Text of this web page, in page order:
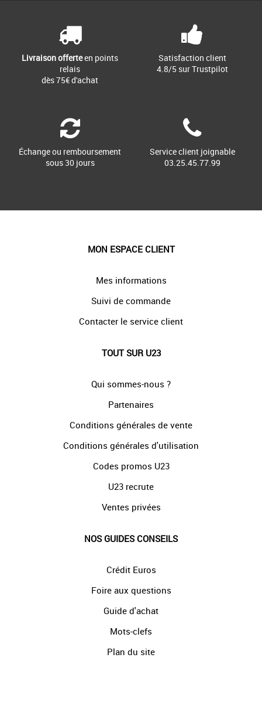
Livraison offerteen points
relais
dès 75€ d'achat
Satisfaction client
4.8/5 sur Trustpilot
Échange ou remboursement
sous 30 jours
Service client joignable
03.25.45.77.99
MON ESPACE CLIENT
Mes informations
Suivi de commande
Contacter le service client
TOUT SUR U23
Qui sommes-nous ?
Partenaires
Conditions générales de vente
Conditions générales d'utilisation
Codes promos U23
U23 recrute
Ventes privées
NOS GUIDES CONSEILS
Crédit Euros
Foire aux questions
Guide d'achat
Mots-clefs
Plan du site